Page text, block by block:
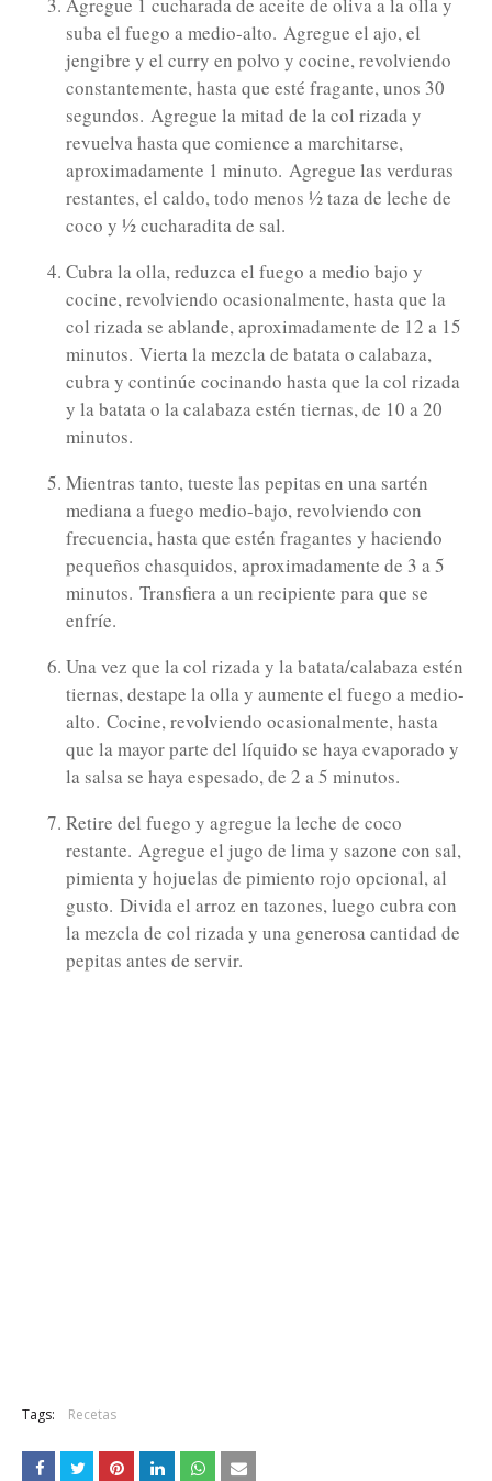
suba el fuego a medio-alto. Agregue el ajo, el
jengibre y el curry en polvo y cocine, revolviendo
constantemente, hasta que esté fragante, unos 30
segundos. Agregue la mitad de la col rizada y
revuelva hasta que comience a marchitarse,
aproximadamente 1 minuto. Agregue las verduras
restantes, el caldo, todo menos ½ taza de leche de
coco y ½ cucharadita de sal.
Cubra la olla, reduzca el fuego a medio bajo y
cocine, revolviendo ocasionalmente, hasta que la
col rizada se ablande, aproximadamente de 12 a 15
minutos. Vierta la mezcla de batata o calabaza,
cubra y continúe cocinando hasta que la col rizada
y la batata o la calabaza estén tiernas, de 10 a 20
minutos.
Mientras tanto, tueste las pepitas en una sartén
mediana a fuego medio-bajo, revolviendo con
frecuencia, hasta que estén fragantes y haciendo
pequeños chasquidos, aproximadamente de 3 a 5
minutos. Transfiera a un recipiente para que se
enfríe.
Una vez que la col rizada y la batata/calabaza estén
tiernas, destape la olla y aumente el fuego a medio-
alto. Cocine, revolviendo ocasionalmente, hasta
que la mayor parte del líquido se haya evaporado y
la salsa se haya espesado, de 2 a 5 minutos.
Retire del fuego y agregue la leche de coco
restante. Agregue el jugo de lima y sazone con sal,
pimienta y hojuelas de pimiento rojo opcional, al
gusto. Divida el arroz en tazones, luego cubra con
la mezcla de col rizada y una generosa cantidad de
pepitas antes de servir.
Tags: Recetas